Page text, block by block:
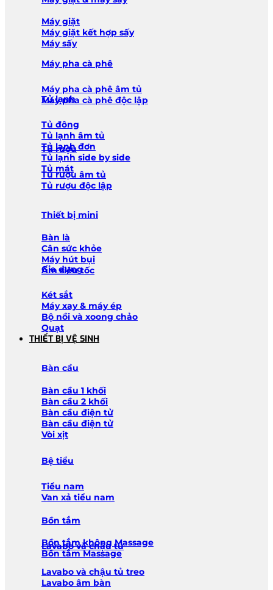
Máy giặt
Máy giặt kết hợp sấy
Máy sấy
Máy pha cà phê
Máy pha cà phê âm tủ
Máy pha cà phê độc lập
Tủ lạnh
Tủ đông
Tủ lạnh âm tủ
Tủ lạnh đơn
Tủ lạnh side by side
Tủ mát
Tủ rượu
Tủ rượu âm tủ
Tủ rượu độc lập
Thiết bị mini
Bàn là
Cân sức khỏe
Máy hút bụi
Ấm siêu tốc
Gia dụng
Két sắt
Máy xay & máy ép
Bộ nồi và xoong chảo
Quạt
THIẾT BỊ VỆ SINH
Bàn cầu
Bàn cầu 1 khối
Bàn cầu 2 khối
Bàn cầu điện tử
Bàn cầu điện tử
Vòi xịt
Bệ tiểu
Tiểu nam
Van xả tiểu nam
Bồn tắm
Bồn tắm không Massage
Bồn tắm Massage
Lavabo và chậu tủ
Lavabo và chậu tủ treo
Lavabo âm bàn